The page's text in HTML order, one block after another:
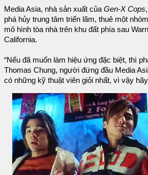
Media Asia, nhà sản xuất của Gen-X Cops
phá hủy trung tâm triển lãm, thuê một
mô hình tòa nhà trên khu đất phía sau
California.
“Nếu đã muốn làm hiệu ứng đặc biệt, thì
Thomas Chung, người đứng đầu Media
có những kỹ thuật viên giỏi nhất, vì vậy